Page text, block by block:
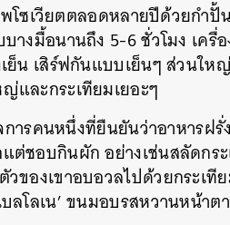
โซเวียตตลอดหลายปีด้วยกำปั้
บางมื้อนานถึง 5-6 ชั่วโมง เค
ย็น เสิร์ฟกันแบบเย็นๆ ส่วนใ
และกระเทียมเยอะๆ
ารคนหนึ่งที่ยืนยันว่าอาหารฝรั่
ต่ชอบกินผัก อย่างเช่นสลัดกร
วของเขาอบอวลไปด้วยกระเ
ลโลเน’ ขนมอบรสหวานหน้าต